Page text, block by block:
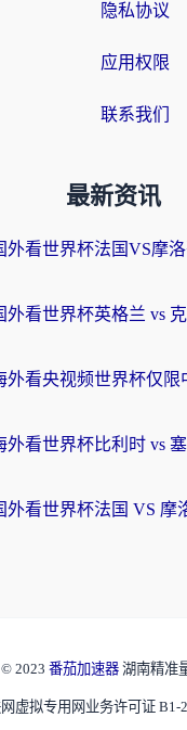
隐私协议
应用权限
联系我们
最新资讯
2023 番茄加速器 湖南精准
虚拟专用网业务许可证 B1-